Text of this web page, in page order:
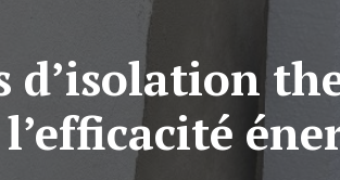
d’isolation